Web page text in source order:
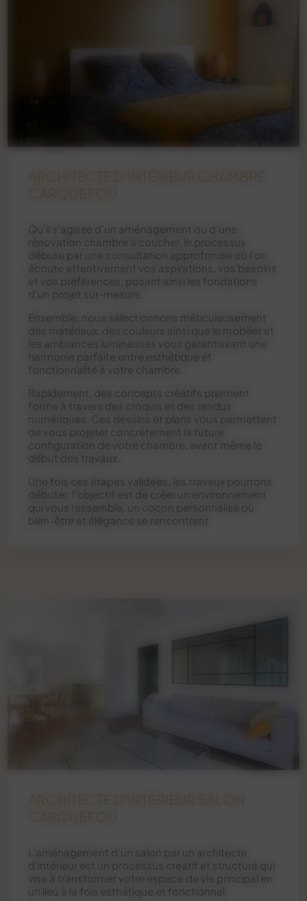
Qu'il s'agisse d'un aménagement ou d'une
rénovation chambre à coucher, le processus
débute par une consultation approfondie où l'on
écoute attentivement vos aspirations, vos besoins
et vos préférences, posant ainsi les fondations
d'un projet sur-mesure.
Ensemble, nous sélectionnons méticuleusement
des matériaux, des couleurs ainsi que le mobilier et
les ambiances lumineuses vous garantissant une
harmonie parfaite entre esthétique et
fonctionnalité à votre chambre.
Rapidement, des concepts créatifs prennent
forme à travers des croquis et des rendus
numériques. Ces dessins et plans vous permettent
de vous projeter concrètement la future
configuration de votre chambre, avant même le
début des travaux.
Une fois ces étapes validées, les travaux pourrons
débuter, l'objectif est de créer un environnement
qui vous ressemble, un cocon personnalisé où
bien-être et élégance se rencontrent.
L'aménagement d'un salon par un architecte
d'intérieur est un processus créatif et structuré qui
vise à transformer votre espace de vie principal en
un lieu à la fois esthétique et fonctionnel.